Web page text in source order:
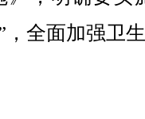
，全面加强卫